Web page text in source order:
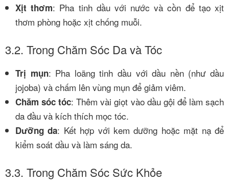
Xịt thơm: Pha tinh dầu với nước và cồn để tạo xịt
thơm phòng hoặc xịt chống muỗi.
3.2. Trong Chăm Sóc Da và Tóc
Trị mụn: Pha loãng tinh dầu với dầu nền (như dầu
jojoba) và chấm lên vùng mụn để giảm viêm.
Chăm sóc tóc: Thêm vài giọt vào dầu gội để làm sạch
da đầu và kích thích mọc tóc.
Dưỡng da: Kết hợp với kem dưỡng hoặc mặt nạ để
kiểm soát dầu và làm sáng da.
3.3. Trong Chăm Sóc Sức Khỏe